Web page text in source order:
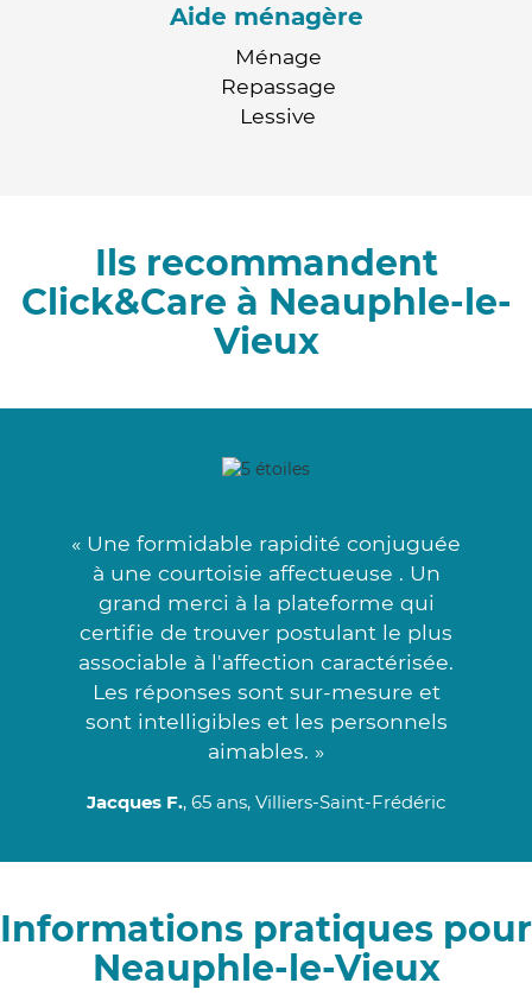
Aide ménagère
Ménage
Repassage
Lessive
Ils recommandent
Click&Care à Neauphle-le-
Vieux
« Une formidable rapidité conjuguée
à une courtoisie affectueuse . Un
grand merci à la plateforme qui
certifie de trouver postulant le plus
associable à l'affection caractérisée.
Les réponses sont sur-mesure et
sont intelligibles et les personnels
aimables. »
Jacques F., 65 ans, Villiers-Saint-Frédéric
Informations pratiques pour
Neauphle-le-Vieux